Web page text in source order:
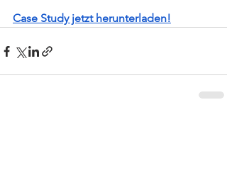
Case Study jetzt herunterladen!